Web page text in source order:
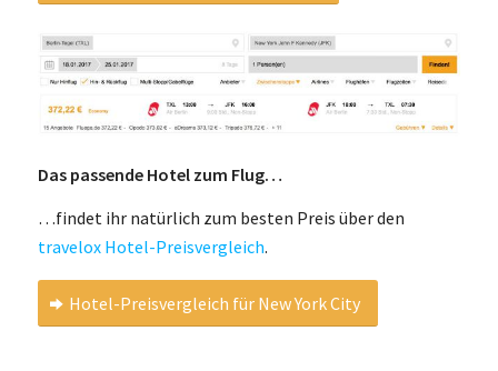
Das passende Hotel zum Flug…
…findet ihr natürlich zum besten Preis über den
travelox Hotel-Preisvergleich.
Hotel-Preisvergleich für New York City